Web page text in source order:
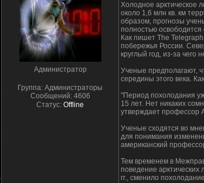
Администратор
Группа: Администраторы
Сообщений: 4606
Статус: Offline
Холодное арктическое
около 1,6 млн кв. км
образом, прогнозы
полностью
Как пишет The
побережья России.
круглый год, из-за
Ученые предполагают,
середины этого века.
"Период похолодания
15 лет. Нет никаких
утверждает профессор
Ученые сходятся во
для понимания
американский
Тем временем в
поведение
гг., сменило